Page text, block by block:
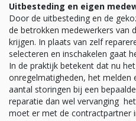
Uitbesteding en eigen
Door de uitbesteding en de
de betrokken medewerkers van
krijgen. In plaats van zelf
selecteren en inschakelen gaat
In de praktijk betekent dat nu
onregelmatigheden, het melden
aantal storingen bij een
reparatie dan wel vervanging
moet er met de contractpartner